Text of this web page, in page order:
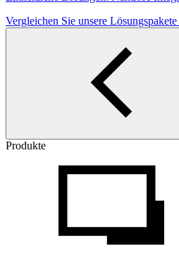
Vergleichen Sie unsere Lösungspakete
Produkte